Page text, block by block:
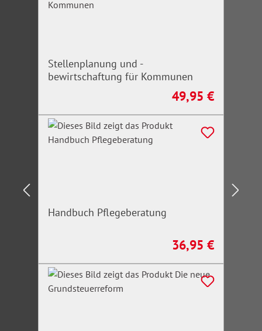
Stellenplanung und -
bewirtschaftung für Kommunen
Regulärer Preis:
49,95 €
Handbuch Pflegeberatung
Regulärer Preis:
36,95 €